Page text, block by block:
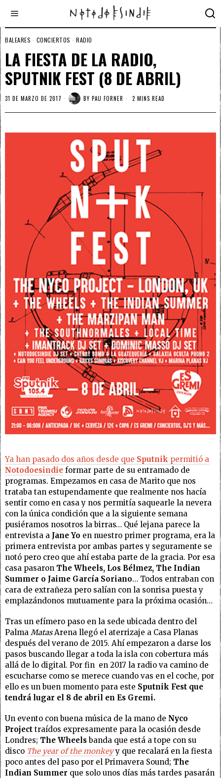
BALEARES · CONCIERTOS · RADIO
LA FIESTA DE LA RADIO,
SPUTNIK FEST (8 DE ABRIL)
31 DE MARZO DE 2017 BY PAU FORNER 2 MINS READ
Ya han pasado dos años desde que Sputnik permitió a
Notodoesindie formar parte de su entramado de
programas. Empezamos en casa de Marito que nos
trataba tan estupendamente que realmente nos hacía
sentir como en casa y nos permitía saquearle la nevera
con la única condición que a la siguiente semana
pusiéramos nosotros la birras… Qué lejana parece la
entrevista a Jane Yo en nuestro primer programa, era la
primera entrevista por ambas partes y seguramente se
notó pero creo que ahí estaba parte de la gracia. Por esa
casa pasaron The Wheels, Los Bélmez, The Indian
Summer o Jaime García Soriano… Todos entraban con
cara de extrañeza pero salían con la sonrisa puesta y
emplazándonos mutuamente para la próxima ocasión…
Tras un efímero paso en la sede ubicada dentro del
Palma MatasArena llegó el aterrizaje a Casa Planas
después del verano de 2015. Ahí empezaron a darse los
pasos buscando llegar a toda la isla con cobertura más
allá de lo digital. Por fin en 2017 la radio va camino de
escucharse como se merece cuando vas en el coche, por
ello es un buen momento para este Sputnik Fest que
tendrá lugar el 8 de abril en Es Gremi.
Un evento con buena música de la mano de Nyco
Project traídos expresamente para la ocasión desde
Londres; The Wheelsbanda que está a tope con su
disco The year of the monkeyy que recalará en la fiesta
poco antes del paso por el Primavera Sound; The
Indian Summer que solo unos días más tardes pasarán